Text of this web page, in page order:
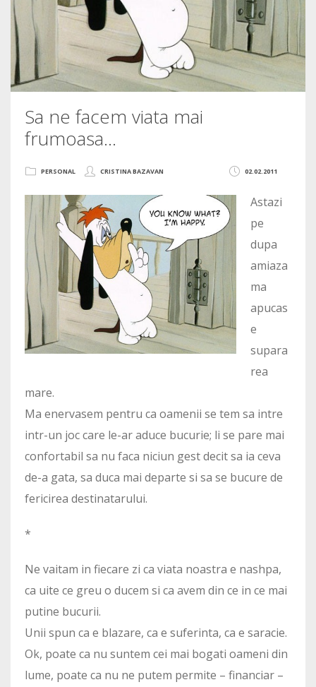
Sa ne facem viata mai
frumoasa…
02.02.2011
PERSONAL CRISTINA BAZAVAN
Astazi
pe
dupa
amiaza
ma
apucas
e
supara
rea
mare.
Ma enervasem pentru ca oamenii se tem sa intre
intr-un joc care le-ar aduce bucurie; li se pare mai
confortabil sa nu faca niciun gest decit sa ia ceva
de-a gata, sa duca mai departe si sa se bucure de
fericirea destinatarului.
*
Ne vaitam in fiecare zi ca viata noastra e nashpa,
ca uite ce greu o ducem si ca avem din ce in ce mai
putine bucurii.
Unii spun ca e blazare, ca e suferinta, ca e saracie.
Ok, poate ca nu suntem cei mai bogati oameni din
lume, poate ca nu ne putem permite – financiar –